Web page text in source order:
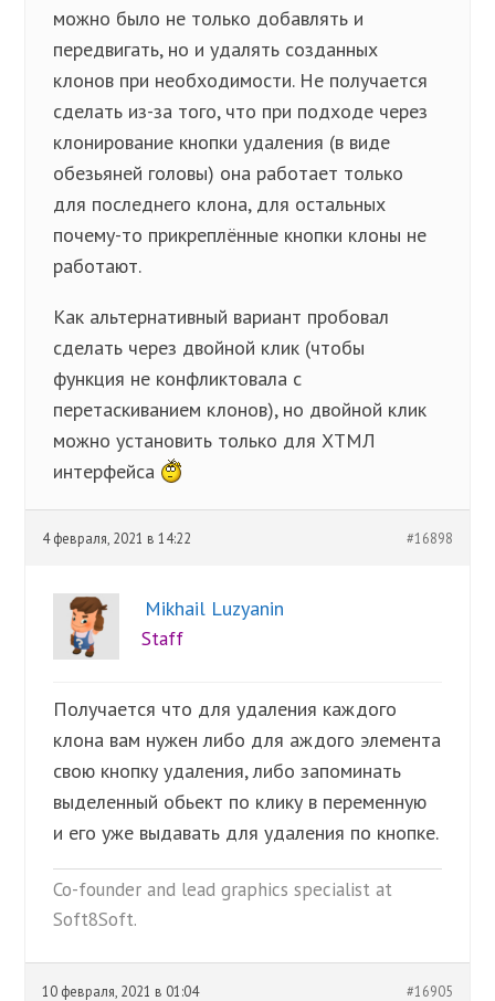
можно было не только добавлять и
передвигать, но и удалять созданных
клонов при необходимости. Не получается
сделать из-за того, что при подходе через
клонирование кнопки удаления (в виде
обезьяней головы) она работает только
для последнего клона, для остальных
почему-то прикреплённые кнопки клоны не
работают.
Как альтернативный вариант пробовал
сделать через двойной клик (чтобы
функция не конфликтовала с
перетаскиванием клонов), но двойной клик
можно установить только для ХТМЛ
интерфейса
4 февраля, 2021 в 14:22 #16898
Mikhail Luzyanin
Staff
Получается что для удаления каждого
клона вам нужен либо для аждого элемента
свою кнопку удаления, либо запоминать
выделенный обьект по клику в переменную
и его уже выдавать для удаления по кнопке.
Co-founder and lead graphics specialist at
Soft8Soft.
10 февраля, 2021 в 01:04 #16905